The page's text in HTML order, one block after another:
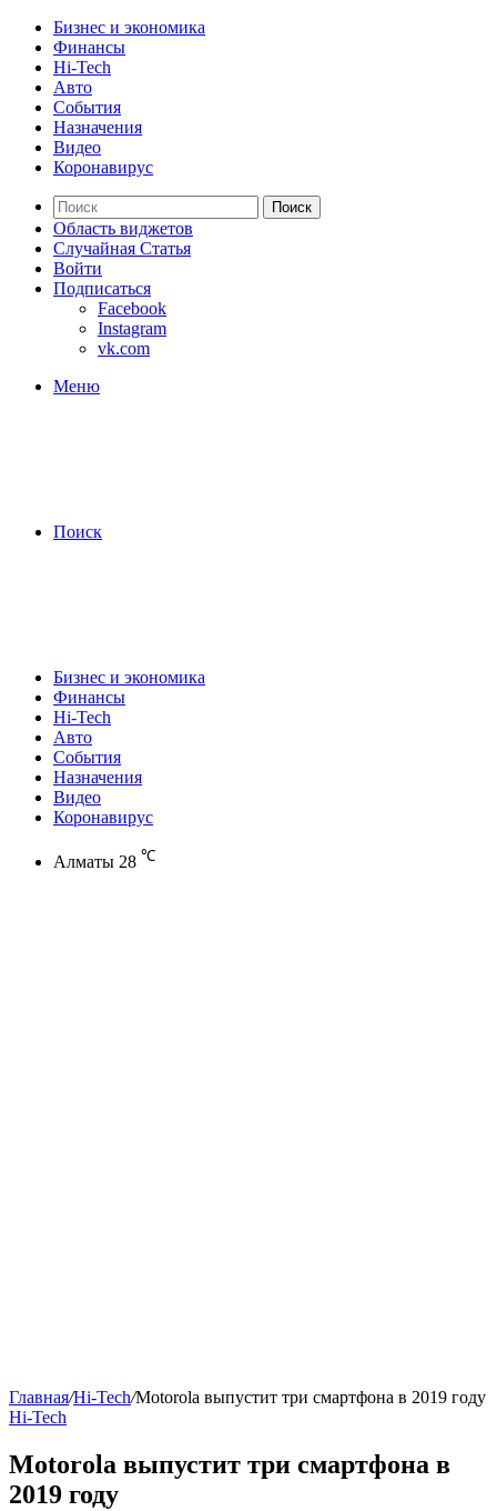
Бизнес и экономика
Финансы
Hi-Tech
Авто
События
Назначения
Видео
Коронавирус
Поиск
Область виджетов
Случайная Статья
Войти
Подписаться
Facebook
Instagram
vk.com
Меню
Поиск
Бизнес и экономика
Финансы
Hi-Tech
Авто
События
Назначения
Видео
Коронавирус
Алматы 28 ℃
Главная/Hi-Tech/Motorola выпустит три смартфона в 2019 году
Hi-Tech
Motorola выпустит три смартфона в
2019 году